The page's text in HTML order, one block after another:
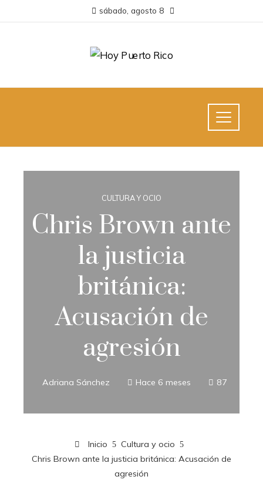
sábado, agosto 8
CULTURA Y OCIO
Chris Brown ante
la justicia
británica:
Acusación de
agresión
Adriana Sánchez Hace 6 meses 87
Inicio
Cultura y ocio
Chris Brown ante la justicia británica: Acusación de
agresión